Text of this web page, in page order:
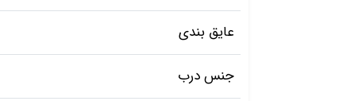
عایق بندی
جنس درب